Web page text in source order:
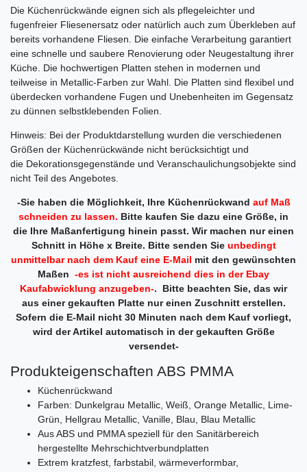
Die Küchenrückwände eignen sich als pflegeleichter und
fugenfreier Fliesenersatz oder natürlich auch zum Überkleben auf
bereits vorhandene Fliesen. Die einfache Verarbeitung garantiert
eine schnelle und saubere Renovierung oder Neugestaltung ihrer
Küche. Die hochwertigen Platten stehen in modernen und
teilweise in Metallic-Farben zur Wahl. Die Platten sind flexibel und
überdecken vorhandene Fugen und Unebenheiten im Gegensatz
zu dünnen selbstklebenden Folien.
Hinweis: Bei der Produktdarstellung wurden die verschiedenen
Größen der Küchenrückwände nicht berücksichtigt und
die Dekorationsgegenstände und Veranschaulichungsobjekte sind
nicht Teil des Angebotes.
-Sie haben die Möglichkeit, Ihre Küchenrückwand auf Maß
schneiden zu lassen. Bitte kaufen Sie dazu eine Größe, in
die Ihre Maßanfertigung hinein passt. Wir machen nur einen
Schnitt in Höhe x Breite. Bitte senden Sie unbedingt
unmittelbar nach dem Kauf eine E-Mail mit den gewünschten
Maßen -es ist nicht ausreichend dies in der Ebay
Kaufabwicklung anzugeben-. Bitte beachten Sie, das wir
aus einer gekauften Platte nur einen Zuschnitt erstellen.
Sofern die E-Mail nicht 30 Minuten nach dem Kauf vorliegt,
wird der Artikel automatisch in der gekauften Größe
versendet-
Produkteigenschaften ABS PMMA
Küchenrückwand
Farben: Dunkelgrau Metallic, Weiß, Orange Metallic, Lime-
Grün, Hellgrau Metallic, Vanille, Blau, Blau Metallic
Aus ABS und PMMA speziell für den Sanitärbereich
hergestellte Mehrschichtverbundplatten
Extrem kratzfest, farbstabil, wärmeverformbar,